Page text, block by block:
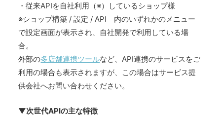
・従来APIを自社利用（※）しているショップ様
※ショップ構築 / 設定 / API 内のいずれかのメニュー
で設定画面が表示され、自社開発で利用している場
合。
外部の多店舗連携ツールなど、API連携のサービスをご
利用の場合も表示されますが、この場合はサービス提
供会社へお問い合わせください。
▼次世代APIの主な特徴